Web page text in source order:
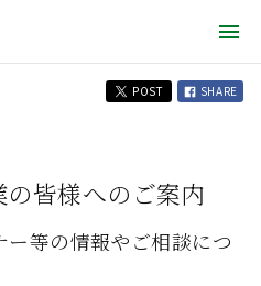
POST SHARE
皆様へのご案内
等の情報やご相談につ